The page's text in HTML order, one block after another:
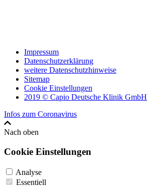
Impressum
Datenschutzerklärung
weitere Datenschutzhinweise
Sitemap
Cookie Einstellungen
2019 © Capio Deutsche Klinik GmbH
Infos zum Coronavirus
Nach oben
Cookie Einstellungen
Analyse
Essentiell